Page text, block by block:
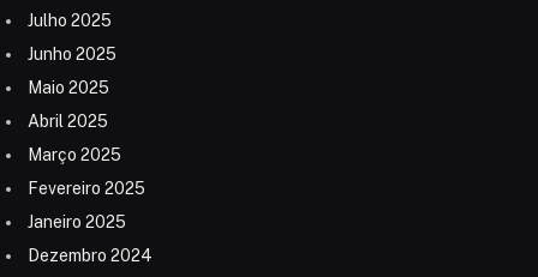
Julho 2025
Junho 2025
Maio 2025
Abril 2025
Março 2025
Fevereiro 2025
Janeiro 2025
Dezembro 2024